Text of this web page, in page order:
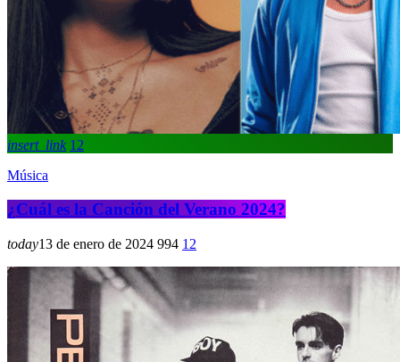
insert_link 12
Música
¿Cuál es la Canción del Verano 2024?
today13 de enero de 2024 994 12